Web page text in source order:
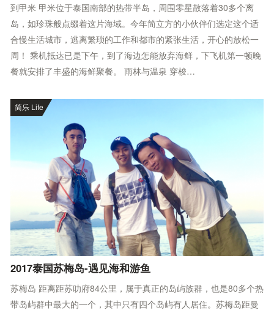
到甲米 甲米位于泰国南部的热带半岛，周围零星散落着30多个离
岛，如珍珠般点缀着这片海域。今年简立方的小伙伴们选定这个适
合慢生活城市，逃离繁琐的工作和都市的紧张生活，开心的放松一
周！ 乘机抵达已是下午，到了海边怎能放弃海鲜，下飞机第一顿晚
餐就安排了丰盛的海鲜聚餐。 雨林与温泉 穿梭…
简乐 Life
2017泰国苏梅岛-遇见海和游鱼
苏梅岛 距离距苏叻府84公里，属于真正的岛屿族群，也是80多个热
带岛屿群中最大的一个，其中只有四个岛屿有人居住。苏梅岛距曼